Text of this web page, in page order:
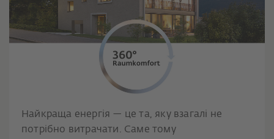
Найкраща енергія — це та, яку взагалі не
потрібно витрачати. Саме тому